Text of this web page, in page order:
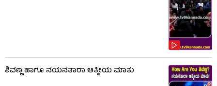
ಶಿವಣ್ಣ ಹಾಗೂ ನಯನತಾರಾ ಆತ್ಮೀಯ ಮಾತು